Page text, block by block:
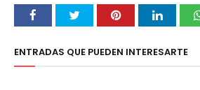
ENTRADAS QUE PUEDEN INTERESARTE